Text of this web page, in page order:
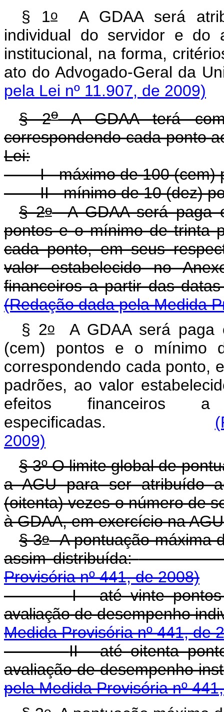
§ 1o A GDAA será
individual do servidor e do
institucional, na forma,
ato do Advogado-
pela Lei nº 11.907, de 2009)
§ 2oA GDAA terá
correspondendo cada ponto
Lei:
I - máximo de 100 (cem)
II - mínimo de 10 (dez)
§ 2oA GDAA será paga
pontos e o mínimo de trinta
cada ponto, em seus
valor estabelecido no
financeiros a partir das
(Redação dada pela Medida
§ 2o A GDAA será paga
(cem) pontos e o mínimo
correspondendo cada ponto,
padrões, ao valor
efeitos
especificadas.
2009)
§ 3º O limite global de
a AGU para ser atribuído
(oitenta) vezes o número de
à GDAA, em exercício na
§ 3oA pontuação máxima
assim distribuída:
Provisória nº 441, de 2008)
I - até vinte
avaliaçãode
Medida Provisória nº 441, de
II - até oitenta
avaliação de
pela Medida Provisória nº